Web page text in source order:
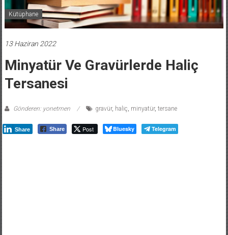
Kütüphane
Minyatür Ve Gravürlerde Haliç
Tersanesi
Gönderen: yonetmen gravür , haliç, minyatür ,
Share Share Post Bluesky Telegram